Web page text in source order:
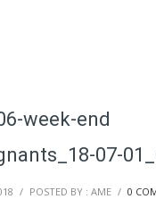
week-end
07-
/ POSTED BY : AME / 0